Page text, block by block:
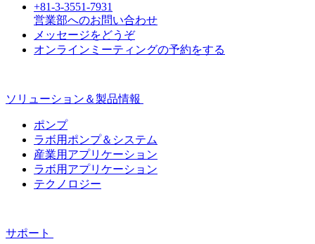
+81-3-3551-7931
営業部へのお問い合わせ
メッセージをどうぞ
オンラインミーティングの予約をする
ソリューション＆製品情報
ポンプ
ラボ用ポンプ＆システム
産業用アプリケーション
ラボ用アプリケーション
テクノロジー
サポート